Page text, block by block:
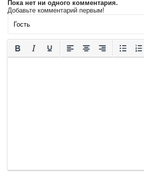
Пока нет ни одного комментария.
Добавьте комментарий первым!